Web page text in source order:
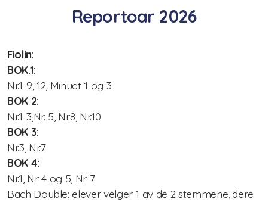
Reportoar 2026
Fiolin:
BOK.1:
Nr.1-9, 12, Minuet 1 og 3
BOK 2:
Nr.1-3,Nr. 5, Nr.8, Nr.10
BOK 3:
Nr.3, Nr.7
BOK 4:
Nr.1, Nr. 4 og 5, Nr 7
Bach Double: elever velger 1 av de 2 stemmene, dere
Akkompagnatører
Praktisk
Nasjonalt pianokurs
Lærerkurs/Teacher training
Fiolin/violinTeacher Training
Cello Teacher training